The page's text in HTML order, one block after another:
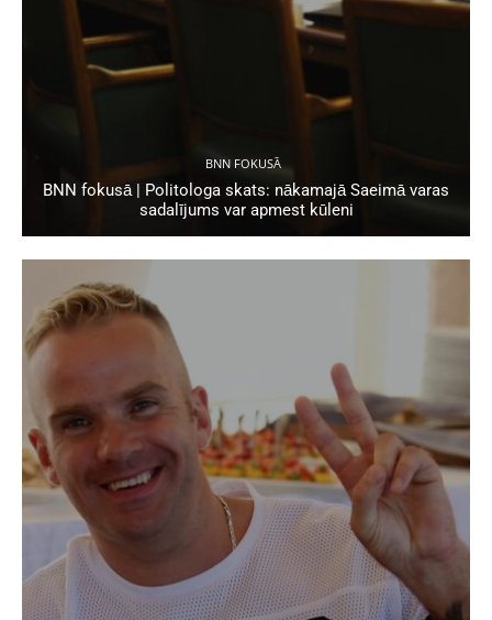
BNN FOKUSĀ
BNN fokusā | Politologa skats: nākamajā Saeimā varas
sadalījums var apmest kūleni